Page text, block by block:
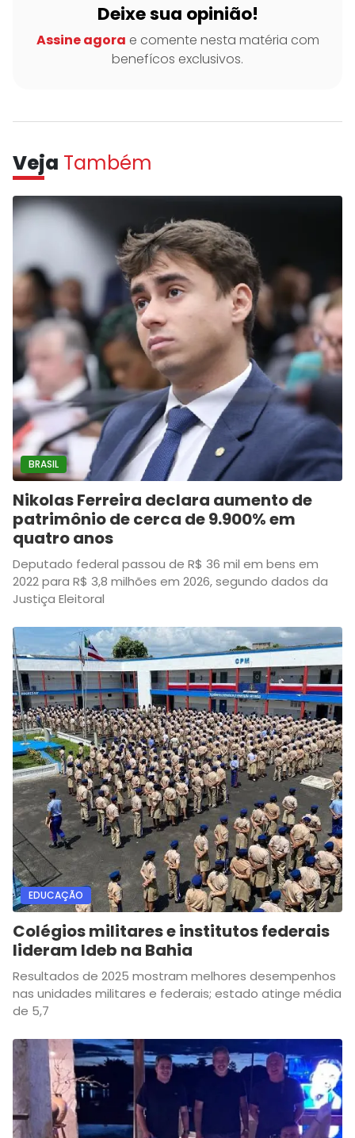
Deixe sua opinião!
Assine agora e comente nesta matéria com
benefícos exclusivos.
Veja Também
BRASIL
Nikolas Ferreira declara aumento de
patrimônio de cerca de 9.900% em
quatro anos
Deputado federal passou de R$ 36 mil em bens em
2022 para R$ 3,8 milhões em 2026, segundo dados da
Justiça Eleitoral
EDUCAÇÃO
Colégios militares e institutos federais
lideram Ideb na Bahia
Resultados de 2025 mostram melhores desempenhos
nas unidades militares e federais; estado atinge média
de 5,7